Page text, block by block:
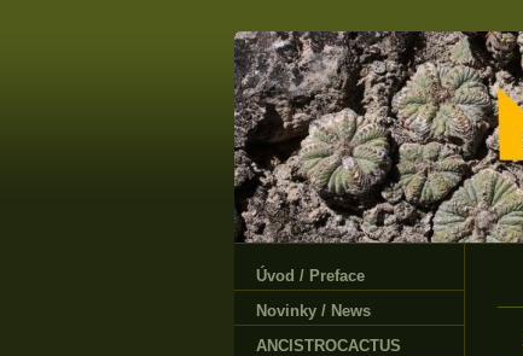
Úvod / Preface
Novinky / News
ANCISTROCACTUS